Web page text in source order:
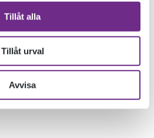
Tillåt alla
Tillåt urval
Avvisa
distans